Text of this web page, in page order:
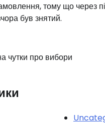
тому що через
був знятий.
чутки про вибори